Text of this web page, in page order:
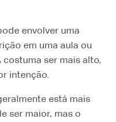
envolver uma
em uma aula ou
ser mais alto,
intenção.
está mais
ser maior, mas o